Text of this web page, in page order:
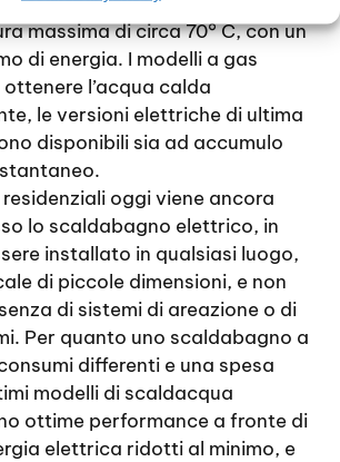
massima di circa 70° C, con un
di energia. I modelli a gas
l’acqua calda
le versioni elettriche di ultima
disponibili sia ad accumulo
oggi viene ancora
lo scaldabagno elettrico, in
installato in qualsiasi luogo,
di piccole dimensioni, e non
di sistemi di areazione o di
Per quanto uno scaldabagno a
differenti e una spesa
modelli di scaldacqua
ottime performance a fronte di
elettrica ridotti al minimo, e